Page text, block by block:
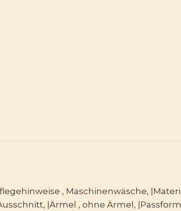
, Maschinenwäsche,
|Ärmel , ohne Ärmel,